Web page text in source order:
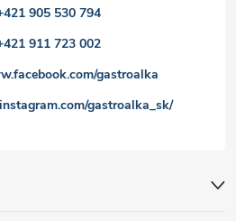
905 530 794
911 723 002
gastroalka
gastroalka_sk/